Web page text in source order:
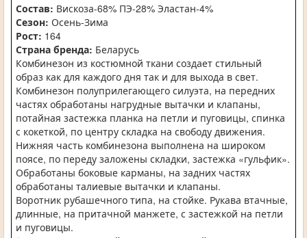
Состав: Вискоза-68% ПЭ-28% Эластан-4%
Сезон: Осень-Зима
Рост: 164
Страна бренда: Беларусь
Комбинезон из костюмной ткани создает стильный
образ как для каждого дня так и для выхода в свет.
Комбинезон полуприлегающего силуэта, на передних
частях обработаны нагрудные вытачки и клапаны,
потайная застежка планка на петли и пуговицы, спинка
с кокеткой, по центру складка на свободу движения.
Нижняя часть комбинезона выполнена на широком
поясе, по переду заложены складки, застежка «гульфик».
Обработаны боковые карманы, на задних частях
обработаны талиевые вытачки и клапаны.
Воротник рубашечного типа, на стойке. Рукава втачные,
длинные, на притачной манжете, с застежкой на петли
и пуговицы.